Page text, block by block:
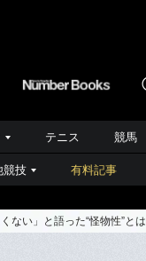
テニス 競馬
競技 有料記事
ない」と語った“怪物性”とは